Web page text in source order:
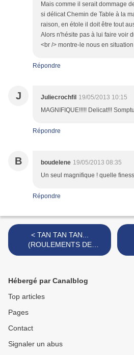
Mais comme il serait dommage
si délicat Chemin de Table à la
raison, en étole il doit être tout
Alors n'hésite pas à lui faire voir
<br /> montre-le nous en
Répondre
J Juliecrochfil 19/05/2013 10:15
MAGNIFIQUE!!!!! Delicat!!!
Répondre
B boudelene 19/05/2013 08:35
Un seul magnifique ! quelle
Répondre
< TAN TAN TAN...
(ROULEMENTS DE
TAMBOUR)!!
Hébergé par Canalblog
Top articles
Pages
Contact
Signaler un abus